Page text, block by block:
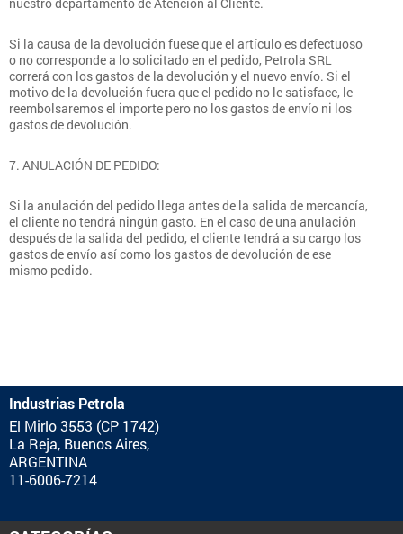
Si la causa de la devolución fuese que el artículo es defectuoso
o no corresponde a lo solicitado en el pedido, Petrola SRL
correrá con los gastos de la devolución y el nuevo envío. Si el
motivo de la devolución fuera que el pedido no le satisface, le
reembolsaremos el importe pero no los gastos de envío ni los
gastos de devolución.
7. ANULACIÓN DE PEDIDO:
Si la anulación del pedido llega antes de la salida de mercancía,
el cliente no tendrá ningún gasto. En el caso de una anulación
después de la salida del pedido, el cliente tendrá a su cargo los
gastos de envío así como los gastos de devolución de ese
mismo pedido.
Industrias Petrola
El Mirlo 3553 (CP 1742)
La Reja, Buenos Aires,
ARGENTINA
11-6006-7214